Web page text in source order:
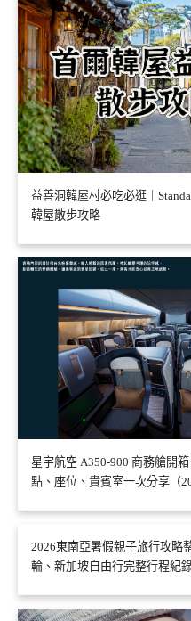
益善洞韓屋村必吃必逛｜
韓屋散步攻略
星宇航空 A350-900 商務艙開
點、座位、貴賓室一次分享（
2026東南亞暑假親子旅行攻略
輪、新加坡自由行完整行程紀